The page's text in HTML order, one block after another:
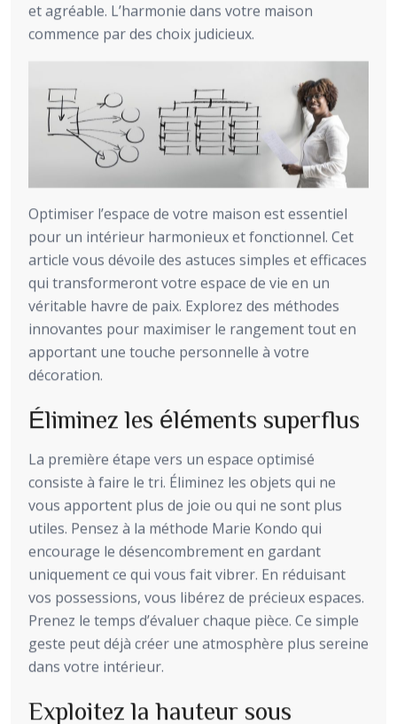
et agréable. L’harmonie dans votre maison
commence par des choix judicieux.
Optimiser l’espace de votre maison est essentiel
pour un intérieur harmonieux et fonctionnel. Cet
article vous dévoile des astuces simples et efficaces
qui transformeront votre espace de vie en un
véritable havre de paix. Explorez des méthodes
innovantes pour maximiser le rangement tout en
apportant une touche personnelle à votre
décoration.
Éliminez les éléments superflus
La première étape vers un espace optimisé
consiste à faire le tri. Éliminez les objets qui ne
vous apportent plus de joie ou qui ne sont plus
utiles. Pensez à la méthode Marie Kondo qui
encourage le désencombrement en gardant
uniquement ce qui vous fait vibrer. En réduisant
vos possessions, vous libérez de précieux espaces.
Prenez le temps d’évaluer chaque pièce. Ce simple
geste peut déjà créer une atmosphère plus sereine
dans votre intérieur.
Exploitez la hauteur sous